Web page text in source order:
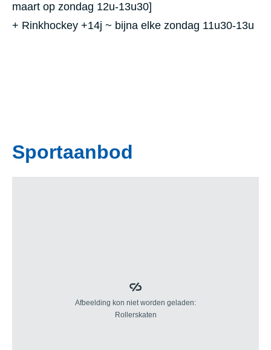
maart op zondag 12u-13u30]
+ Rinkhockey +14j ~ bijna elke zondag 11u30-13u
Sportaanbod